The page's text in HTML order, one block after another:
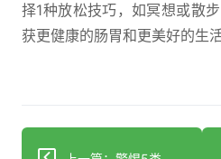
择1种放松技巧，如冥想或散
获更健康的肠胃和更美好的生活